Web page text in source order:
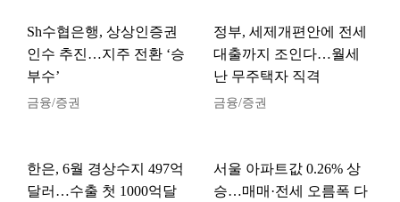
Sh수협은행, 상상인증권
인수 추진…지주 전환 ‘승
부수’
금융/증권
정부, 세제개편안에 전세
대출까지 조인다…월세
난 무주택자 직격
금융/증권
한은, 6월 경상수지 497억
달러…수출 첫 1000억달
서울 아파트값 0.26% 상
승…매매·전세 오름폭 다